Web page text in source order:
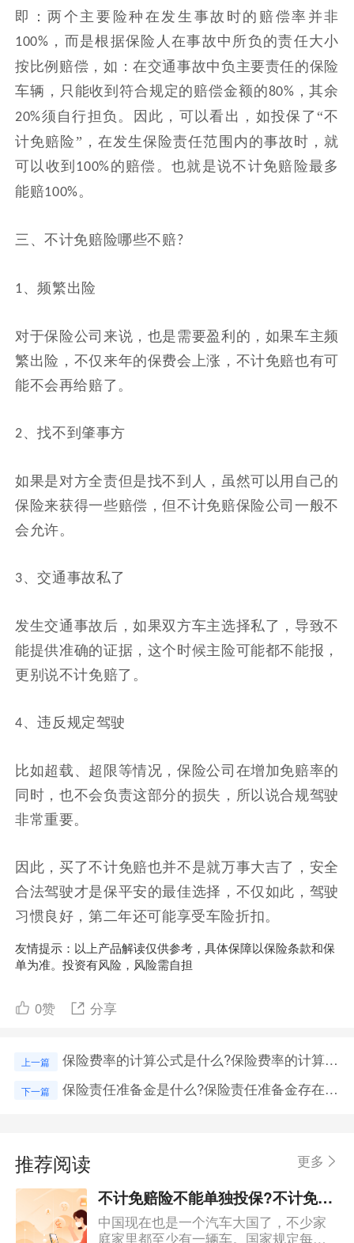
即：两个主要险种在发生事故时的赔偿率并非
100% ，而是根据保险人在事故中所负的责任大小
按比例赔偿，如：在交通事故中负主要责任的保险
车辆，只能收到符合规定的赔偿金额的80% ，其余
20%须自行担负。因此，可以看出，如投保了“不
计免赔险”，在发生保险责任范围内的事故时，就
可以收到 100%的赔偿。也就是说不计免赔险最多
能赔100%。
三、不计免赔险哪些不赔?
1、频繁出险
对于保险公司来说，也是需要盈利的，如果车主频
繁出险，不仅来年的保费会上涨，不计免赔也有可
能不会再给赔了。
2、找不到肇事方
如果是对方全责但是找不到人，虽然可以用自己的
保险来获得一些赔偿，但不计免赔保险公司一般不
会允许。
3、交通事故私了
发生交通事故后，如果双方车主选择私了，导致不
能提供准确的证据，这个时候主险可能都不能报，
更别说不计免赔了。
4、违反规定驾驶
比如超载、超限等情况，保险公司在增加免赔率的
同时，也不会负责这部分的损失，所以说合规驾驶
非常重要。
因此，买了不计免赔也并不是就万事大吉了，安全
合法驾驶才是保平安的最佳选择，不仅如此，驾驶
习惯良好，第二年还可能享受车险折扣。
友情提示：以上产品解读仅供参考，具体保障以保险条款和保
单为准。投资有风险，风险需自担
0赞 分享
上一篇 保险费率的计算公式是什么?保险费率的计算应该秉持什么原则?
下一篇 保险责任准备金是什么?保险责任准备金存在的意义是什么?
推荐阅读 更多
不计免赔险不能单独投保?不计免赔险到底值得买吗?
中国现在也是一个汽车大国了，不少家
庭家里都至少有一辆车。国家规定每辆